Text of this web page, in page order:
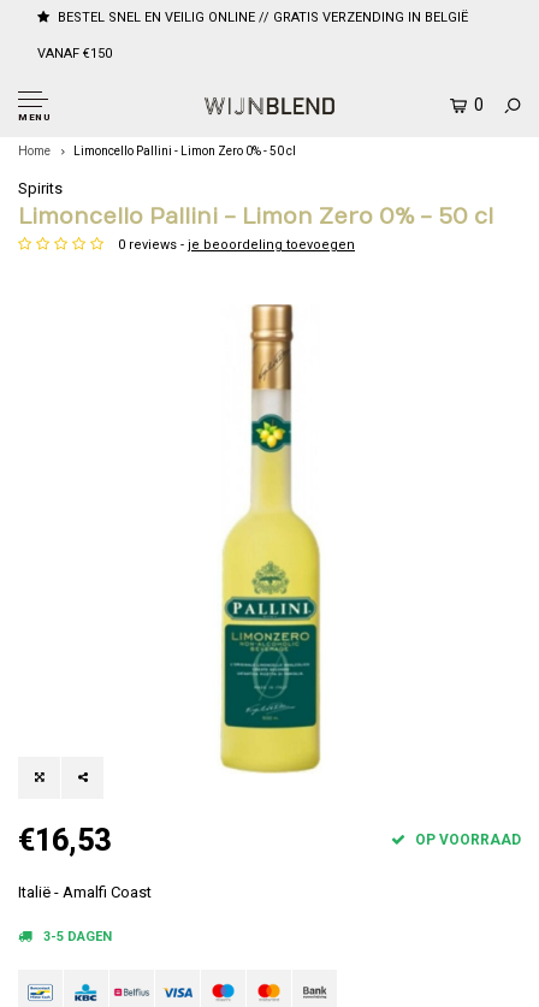
BESTEL SNEL EN VEILIG ONLINE // GRATIS VERZENDING IN BELGIË
VANAF €150
MENU
0
Home Limoncello Pallini - Limon Zero 0% - 50 cl
Spirits
Limoncello Pallini - Limon Zero 0% - 50 cl
0 reviews - je beoordeling toevoegen
€16,53 OP VOORRAAD
Italië - Amalfi Coast
3-5 DAGEN